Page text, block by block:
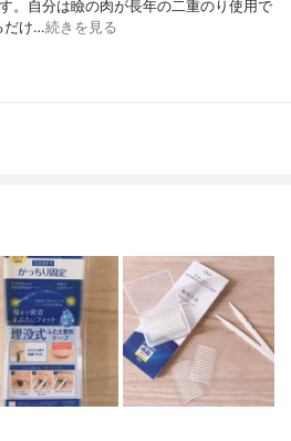
。自分は瞼の肉が長年の二重のり使用で
だけ…続きを見る